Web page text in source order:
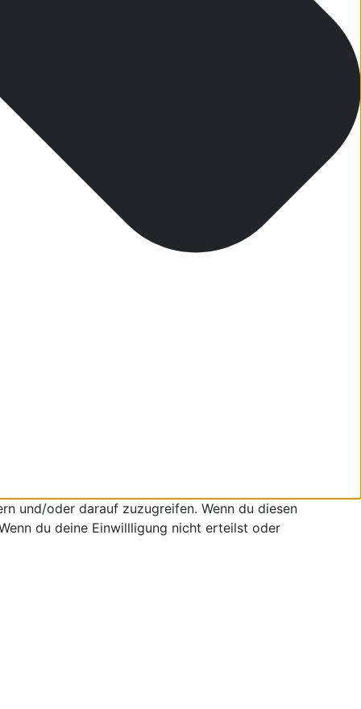
und/oder darauf zuzugreifen. Wenn du diesen
du deine Einwillligung nicht erteilst oder